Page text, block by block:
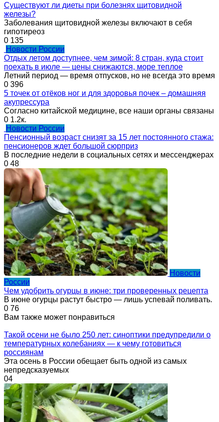
Существуют ли диеты при болезнях щитовидной
железы?
Заболевания щитовидной железы включают в себя
гипотиреоз
0 135
Новости России
Отдых летом доступнее, чем зимой: 8 стран, куда стоит
поехать в июле — цены снижаются, море теплое
Летний период — время отпусков, но не всегда это время
0 396
5 точек от отёков ног и для здоровья почек – домашняя
акупрессура
Согласно китайской медицине, все наши органы связаны
0 1.2к.
Новости России
Пенсионный возраст снизят за 15 лет постоянного стажа:
пенсионеров ждет большой сюрприз
В последние недели в социальных сетях и мессенджерах
0 48
Новости
России
Чем удобрить огурцы в июне: три проверенных рецепта
В июне огурцы растут быстро — лишь успевай поливать.
0 76
Вам также может понравиться
Такой осени не было 250 лет: синоптики предупредили о
температурных колебаниях — к чему готовиться
россиянам
Эта осень в России обещает быть одной из самых
непредсказуемых
04